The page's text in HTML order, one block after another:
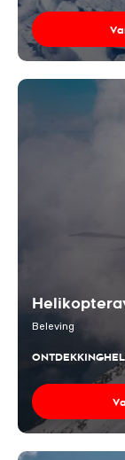
Beleving
ONTDEKKING